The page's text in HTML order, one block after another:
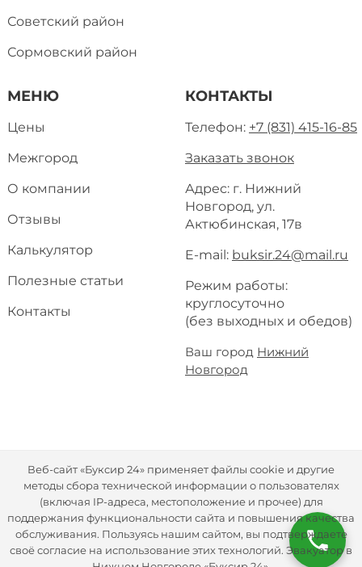
МЕНЮ
Цены
Межгород
О компании
Отзывы
Калькулятор
Полезные статьи
Контакты
Советский район
Сормовский район
КОНТАКТЫ
Телефон: +7 (831) 415-16-85
Заказать звонок
Адрес: г. Нижний
Новгород, ул.
Актюбинская, 17в
E-mail: buksir.24@mail.ru
Режим работы:
круглосуточно
(без выходных и обедов)
Ваш город Нижний
Новгород
Веб-сайт «Буксир 24» применяет файлы cookie и другие
методы сбора технической информации о пользователях
(включая IP-адреса, местоположение и прочее) для
поддержания функциональности сайта и повышения качества
обслуживания. Пользуясь нашим сайтом, вы подтверждаете
своё согласие на использование этих технологий. Эвакуатор в